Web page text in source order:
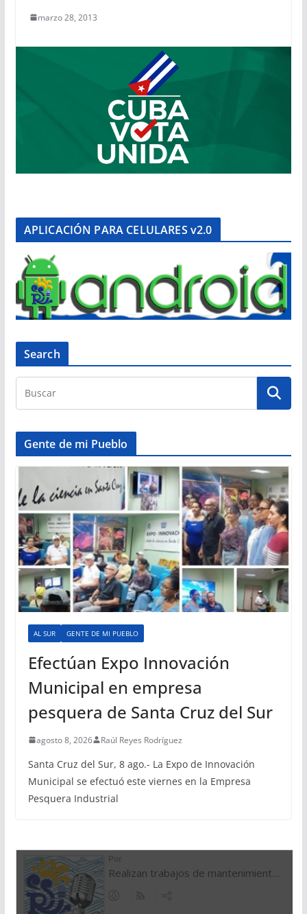
marzo 28, 2013
APLICACIÓN PARA CELULARES v2.0
Search
Gente de mi Pueblo
AL SUR GENTE DE MI PUEBLO
Efectúan Expo Innovación
Municipal en empresa
pesquera de Santa Cruz del Sur
agosto 8, 2026 Raúl Reyes Rodríguez
Santa Cruz del Sur, 8 ago.- La Expo de Innovación
Municipal se efectuó este viernes en la Empresa
Pesquera Industrial